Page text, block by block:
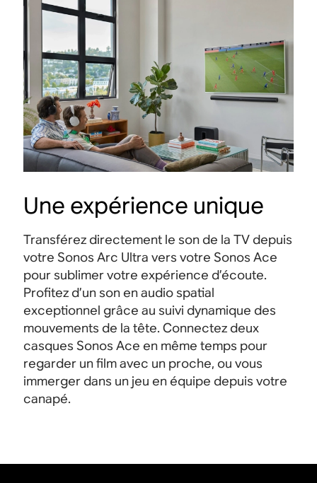
Une expérience unique
Transférez directement le son de la TV depuis
votre Sonos Arc Ultra vers votre Sonos Ace
pour sublimer votre expérience d’écoute.
Profitez d’un son en audio spatial
exceptionnel grâce au suivi dynamique des
mouvements de la tête. Connectez deux
casques Sonos Ace en même temps pour
regarder un film avec un proche, ou vous
immerger dans un jeu en équipe depuis votre
canapé.